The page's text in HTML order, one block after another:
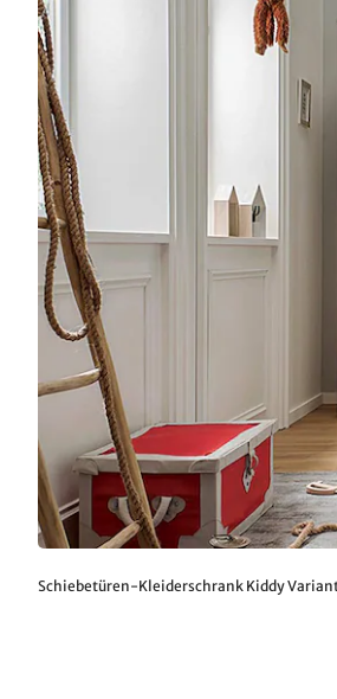
Schiebetüren-Kleiderschrank Kiddy